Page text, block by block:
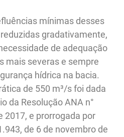
mínimas desses
gradativamente,
de adequação
mais severas e sempre
hídrica na bacia.
de 550 m³/s foi dada
da Resolução ANA n°
2017, e prorrogada por
de 6 de novembro de